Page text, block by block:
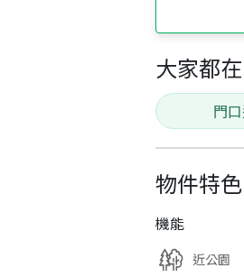
大家都
門
物件特色
機能
近公園